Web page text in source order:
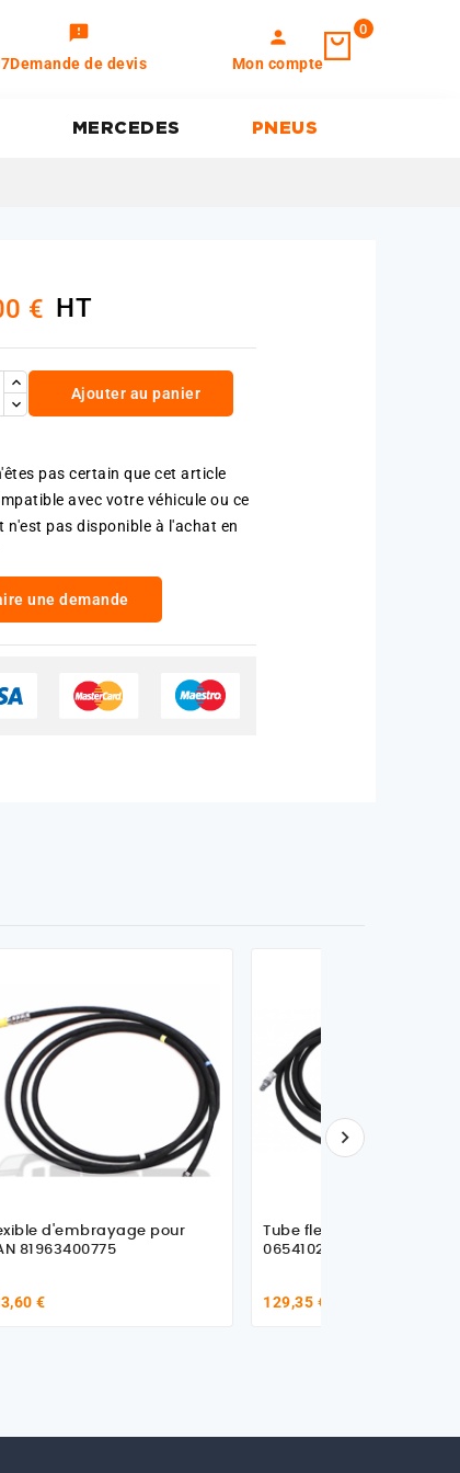
feedback
Demande de devis
person
Mon compte
0
MERCEDES PNEUS
€ HT
Ajouter au panier
pas certain que cet article
avec votre véhicule ou ce
n'est pas disponible à l'achat en
une demande
d'embrayage pour
81963400775
€
Tube flexible pour MAN
06541020442
129,35 €
